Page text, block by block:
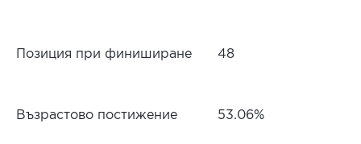
Позиция при финиширане 48
Възрастово постижение 53.06%